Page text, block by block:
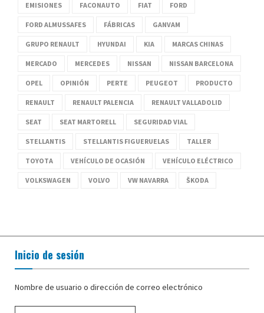
EMISIONES FACONAUTO FIAT FORD
FORD ALMUSSAFES FÁBRICAS GANVAM
GRUPO RENAULT HYUNDAI KIA MARCAS CHINAS
MERCADO MERCEDES NISSAN NISSAN BARCELONA
OPEL OPINIÓN PERTE PEUGEOT PRODUCTO
RENAULT RENAULT PALENCIA RENAULT VALLADOLID
SEAT SEAT MARTORELL SEGURIDAD VIAL
STELLANTIS STELLANTIS FIGUERUELAS TALLER
TOYOTA VEHÍCULO DE OCASIÓN VEHÍCULO ELÉCTRICO
VOLKSWAGEN VOLVO VW NAVARRA ŠKODA
Inicio de sesión
Nombre de usuario o dirección de correo electrónico